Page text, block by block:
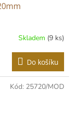
Skladem (9 ks)
Do košíku
Kód: 25720/MOD